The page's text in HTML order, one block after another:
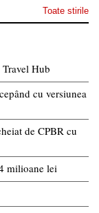
Toate stirile
Hub
cu versiunea
de CPBR cu
milioane lei